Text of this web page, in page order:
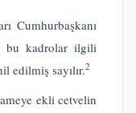
Cumhurbaşkanı
bu kadrolar ilgili
edilmiş sayılır.2
ekli cetvelin